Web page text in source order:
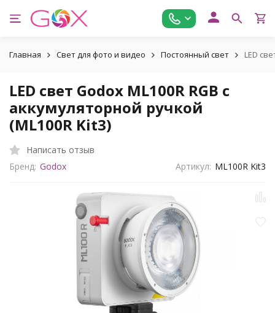
Главная Свет для фото и видео Постоянный свет LED
LED свет Godox ML100R RGB с
аккумуляторной ручкой
(ML100R Kit3)
Написать отзыв
Бренд: Godox Артикул: ML100R Kit3